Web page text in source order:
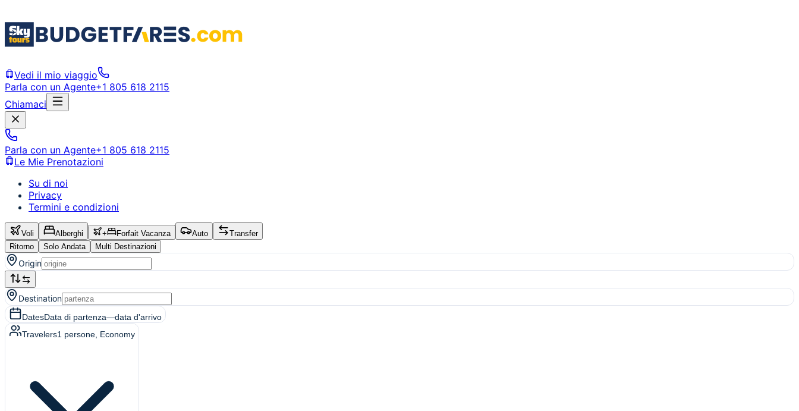
Vedi il mio viaggio
Parla con un Agente+1 805 618 2115
Chiamaci
Parla con un Agente+1 805 618 2115
Le Mie Prenotazioni
Su di noi
Privacy
Termini e condizioni
Voli Alberghi + Forfait Vacanza Auto
Transfer
Ritorno
Solo Andata Multi Destinazioni
Origin
Destination
DatesData di partenza—data d'arrivo
Travelers1 persone , Economy